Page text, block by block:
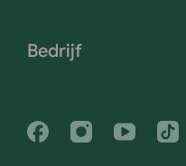
Bedrijf
FacebookInstagramYoutubeTiktok